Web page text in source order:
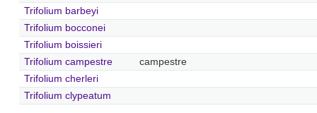
Trifolium barbeyi
Trifolium bocconei
Trifolium boissieri
Trifolium campestre
campestre
Trifolium cherleri
Trifolium clypeatum